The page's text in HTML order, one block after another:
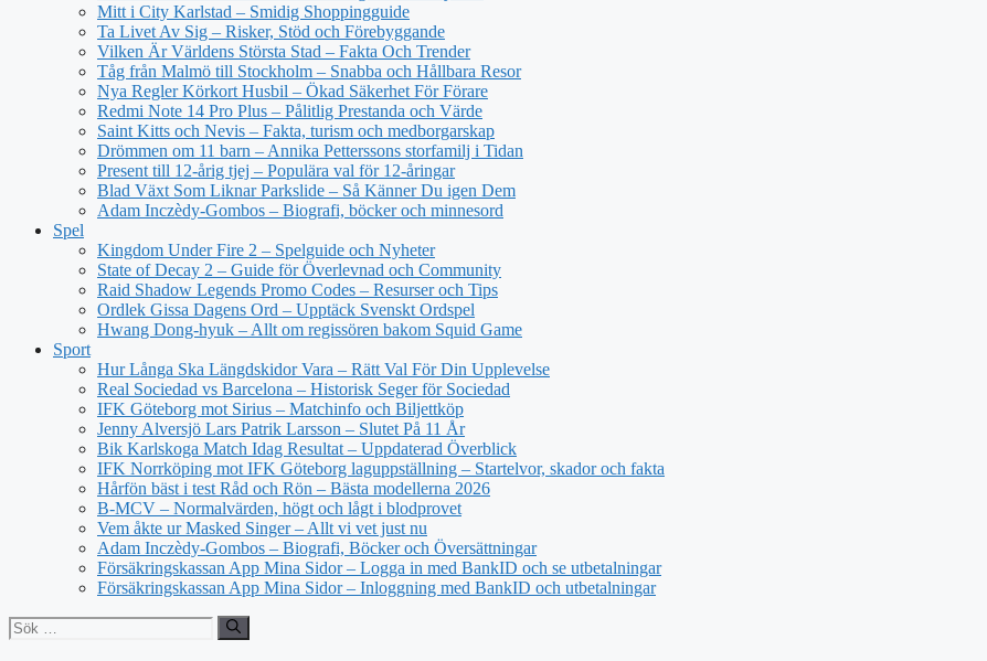
Mitt i City Karlstad – Smidig Shoppingguide
Ta Livet Av Sig – Risker, Stöd och Förebyggande
Vilken Är Världens Största Stad – Fakta Och Trender
Tåg från Malmö till Stockholm – Snabba och Hållbara Resor
Nya Regler Körkort Husbil – Ökad Säkerhet För Förare
Redmi Note 14 Pro Plus – Pålitlig Prestanda och Värde
Saint Kitts och Nevis – Fakta, turism och medborgarskap
Drömmen om 11 barn – Annika Petterssons storfamilj i Tidan
Present till 12-årig tjej – Populära val för 12-åringar
Blad Växt Som Liknar Parkslide – Så Känner Du igen Dem
Adam Inczèdy-Gombos – Biografi, böcker och minnesord
Spel
Kingdom Under Fire 2 – Spelguide och Nyheter
State of Decay 2 – Guide för Överlevnad och Community
Raid Shadow Legends Promo Codes – Resurser och Tips
Ordlek Gissa Dagens Ord – Upptäck Svenskt Ordspel
Hwang Dong-hyuk – Allt om regissören bakom Squid Game
Sport
Hur Långa Ska Längdskidor Vara – Rätt Val För Din Upplevelse
Real Sociedad vs Barcelona – Historisk Seger för Sociedad
IFK Göteborg mot Sirius – Matchinfo och Biljettköp
Jenny Alversjö Lars Patrik Larsson – Slutet På 11 År
Bik Karlskoga Match Idag Resultat – Uppdaterad Överblick
IFK Norrköping mot IFK Göteborg laguppställning – Startelvor, skador och fakta
Hårfön bäst i test Råd och Rön – Bästa modellerna 2026
B-MCV – Normalvärden, högt och lågt i blodprovet
Vem åkte ur Masked Singer – Allt vi vet just nu
Adam Inczèdy-Gombos – Biografi, Böcker och Översättningar
Försäkringskassan App Mina Sidor – Logga in med BankID och se utbetalningar
Försäkringskassan App Mina Sidor – Inloggning med BankID och utbetalningar
Sök
efter: